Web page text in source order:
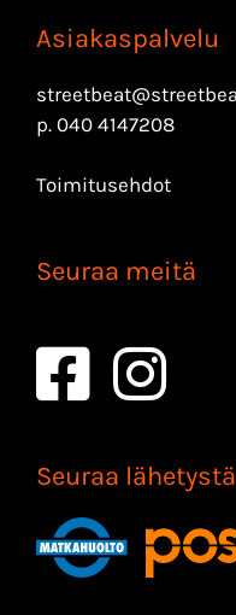
Asiakaspalvelu
p. 040 4147208
Toimitusehdot
Seuraa meitä
Seuraa lähetystä